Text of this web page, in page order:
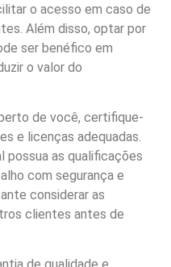
o acesso em caso de
Além disso, optar por
ser benéfico em
o valor do
de você, certifique-
e licenças adequadas.
possua as qualificações
com segurança e
considerar as
clientes antes de